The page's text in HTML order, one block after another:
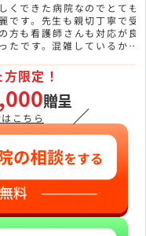
くできた病院なのでとても
です。先生も親切丁寧で受
方も看護師さんも対応が良
たです。混雑しているかと
よかったです。
限定！
贈呈
こちら ／